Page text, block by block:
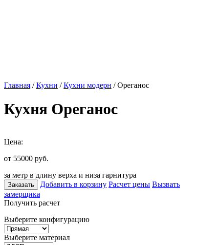
Главная /Кухни /Кухни модерн / Ореганос
Кухня Ореганос
Цена:
от 55000 руб.
за метр в длину верха и низа гарнитура
Заказать Добавить в корзину Расчет цены Вызвать
замерщика
Получить расчет
Выберите конфигурацию
Выберите материал